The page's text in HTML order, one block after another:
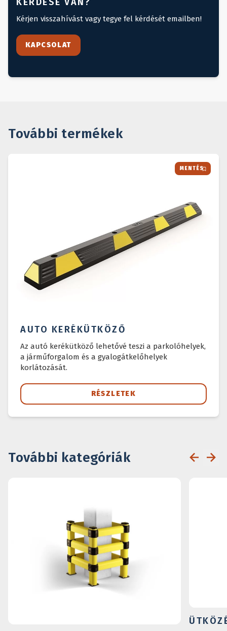
KÉRDÉSE VAN?
Kérjen visszahívást vagy tegye fel kérdését emailben!
KAPCSOLAT
További termékek
MENTÉS
AUTO KERÉKÜTKÖZŐ
Az autó kerékütköző lehetővé teszi a parkolóhelyek,
a járműforgalom és a gyalogátkelőhelyek
korlátozását.
RÉSZLETEK
További kategóriák